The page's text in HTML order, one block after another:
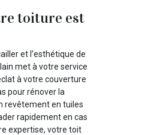
toiture est
et l’esthétique de
met à votre service
à votre couverture
pour rénover la
revêtement en tuiles
rapidement en cas
expertise, votre toit